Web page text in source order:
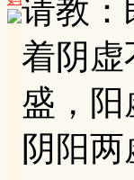
请教：
着阴
盛，
阴阳